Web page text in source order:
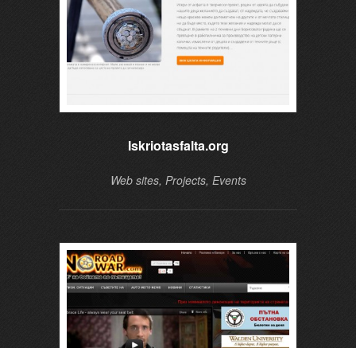
Iskriotasfalta.org
Web sites, Projects, Events